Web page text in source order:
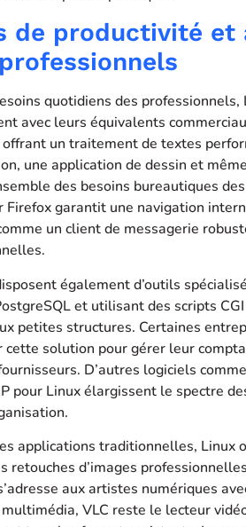
de productivité et
quotidiens des
avec leurs équivalents
offrant un traitement de textes
une application de dessin et
des besoins bureautiques
Firefox garantit une navigation
un client de messagerie
également d’outils
et utilisant des scripts
petites structures. Certaines
cette solution pour gérer leur
D’autres logiciels
pour Linux élargissent le spectre
applications traditionnelles, Linux
retouches d’images
aux artistes numériques
VLC reste le lecteur